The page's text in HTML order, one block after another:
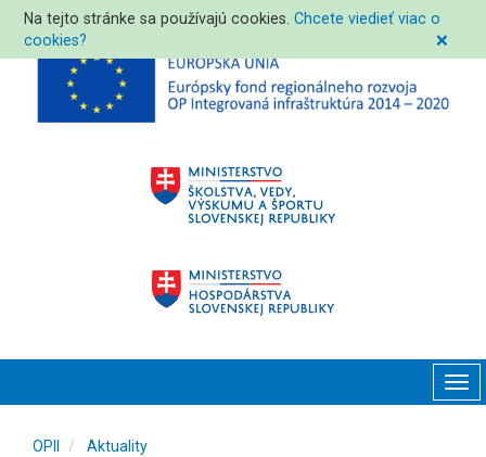
Na tejto stránke sa používajú cookies.Chcete viedieť viac o
cookies?
❌
OPII
Aktuality